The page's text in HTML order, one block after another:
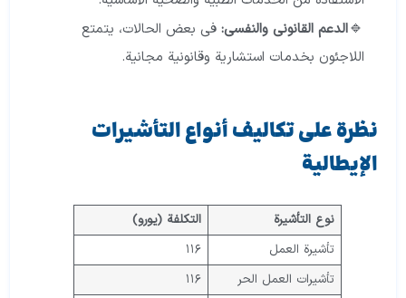
الدعم القانوني والنفسي: في بعض الحالات، يتمتع
اللاجئون بخدمات استشارية وقانونية مجانية.
نظرة على تكاليف أنواع التأشيرات
الإيطالية
نوع التأشيرة
التكلفة (يورو)
تأشيرة العمل
١١٦
تأشيرات العمل الحر
١١٦